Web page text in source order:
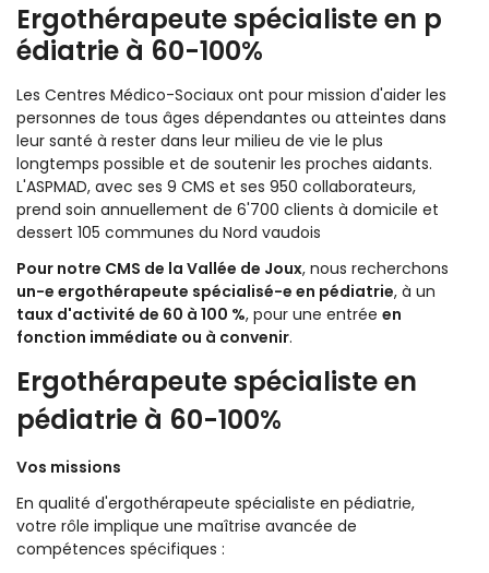
Ergothérapeute spécialiste en p
édiatrie à 60-100%
Les Centres Médico-Sociaux ont pour mission d'aider les
personnes de tous âges dépendantes ou atteintes dans
leur santé à rester dans leur milieu de vie le plus
longtemps possible et de soutenir les proches aidants.
L'ASPMAD, avec ses 9 CMS et ses 950 collaborateurs,
prend soin annuellement de 6'700 clients à domicile et
dessert 105 communes du Nord vaudois
Pour notre CMS de la Vallée de Joux, nous recherchons
un-e ergothérapeute spécialisé-e en pédiatrie, à un
taux d'activité de 60 à 100 %, pour une entrée en
fonction immédiate ou à convenir.
Ergothérapeute spécialiste en
pédiatrie à 60-100%
Vos missions
En qualité d'ergothérapeute spécialiste en pédiatrie,
votre rôle implique une maîtrise avancée de
compétences spécifiques :